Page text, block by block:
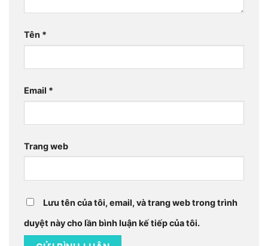
Tên *
Email *
Trang web
Lưu tên của tôi, email, và trang web trong trình
duyệt này cho lần bình luận kế tiếp của tôi.